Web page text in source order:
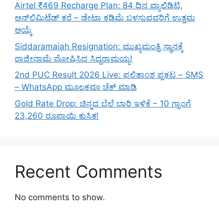
Airtel ₹469 Recharge Plan: 84 ದಿನ ವ್ಯಾಲಿಡಿಟಿ,
ಅನ್‌ಲಿಮಿಟೆಡ್ ಕರೆ – ಡೇಟಾ ಕಡಿಮೆ ಬಳಸುವವರಿಗೆ ಉತ್ತಮ
ಆಯ್ಕೆ
Siddaramaiah Resignation: ಮುಖ್ಯಮಂತ್ರಿ ಸ್ಥಾನಕ್ಕೆ
ರಾಜೀನಾಮೆ ಘೋಷಿಸಿದ ಸಿದ್ದರಾಮಯ್ಯ!
2nd PUC Result 2026 Live: ಫಲಿತಾಂಶ ಪ್ರಕಟ – SMS
– WhatsApp ಮೂಲಕವೂ ಚೆಕ್ ಮಾಡಿ
Gold Rate Drop: ಚಿನ್ನದ ಬೆಲೆ ಭಾರಿ ಇಳಿಕೆ – 10 ಗ್ರಾಂಗೆ
23,260 ರೂಪಾಯಿ ಕುಸಿತ!
Recent Comments
No comments to show.